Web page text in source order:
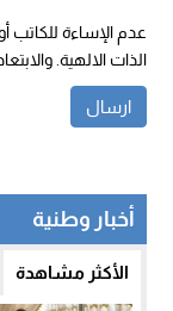
عدم الإساءة للكاتب
الذات الالهية.
أخبار وطنية
الأكثر مشاهدة